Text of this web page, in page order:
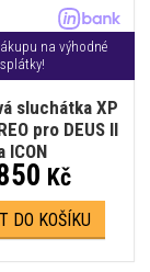
na výhodné
splátky!
sluchátka XP
pro DEUS II
ICON
Kč
DO KOŠÍKU